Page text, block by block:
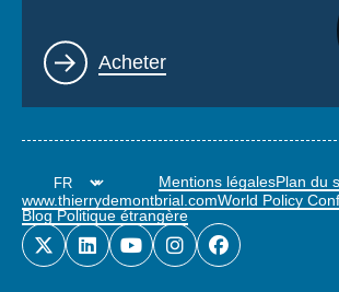
Lien
Acheter
Mentions légalesPlan du
www.thierrydemontbrial.comWorld Policy
Blog Politique étrangère